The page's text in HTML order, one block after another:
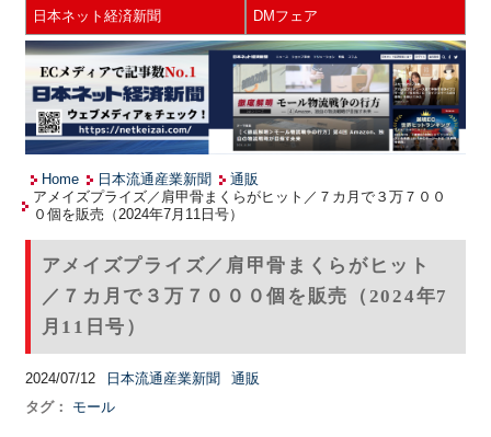
日本ネット経済新聞 DMフェア
Home 日本流通産業新聞
通販
アメイズプライズ／肩甲骨まくらがヒット／７カ月で３万７００
０個を販売（2024年7月11日号）
アメイズプライズ／肩甲骨まくらがヒット
／７カ月で３万７０００個を販売（2024年7
月11日号）
2024/07/12 日本流通産業新聞
通販
タグ：
モール